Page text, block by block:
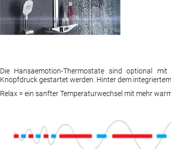
Die Hansaemotion-Thermostate sind optional
Knopfdruck gestartet werden. Hinter dem
Relax = ein sanfter Temperaturwechsel mit mehr